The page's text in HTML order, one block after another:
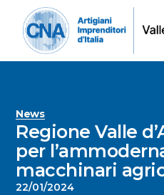
News
Regione Valle
per
macchinari
22/01/2024